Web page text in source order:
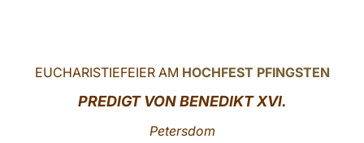
EUCHARISTIEFEIER AM HOCHFEST PFINGSTEN
PREDIGT VON BENEDIKT XVI.
Petersdom